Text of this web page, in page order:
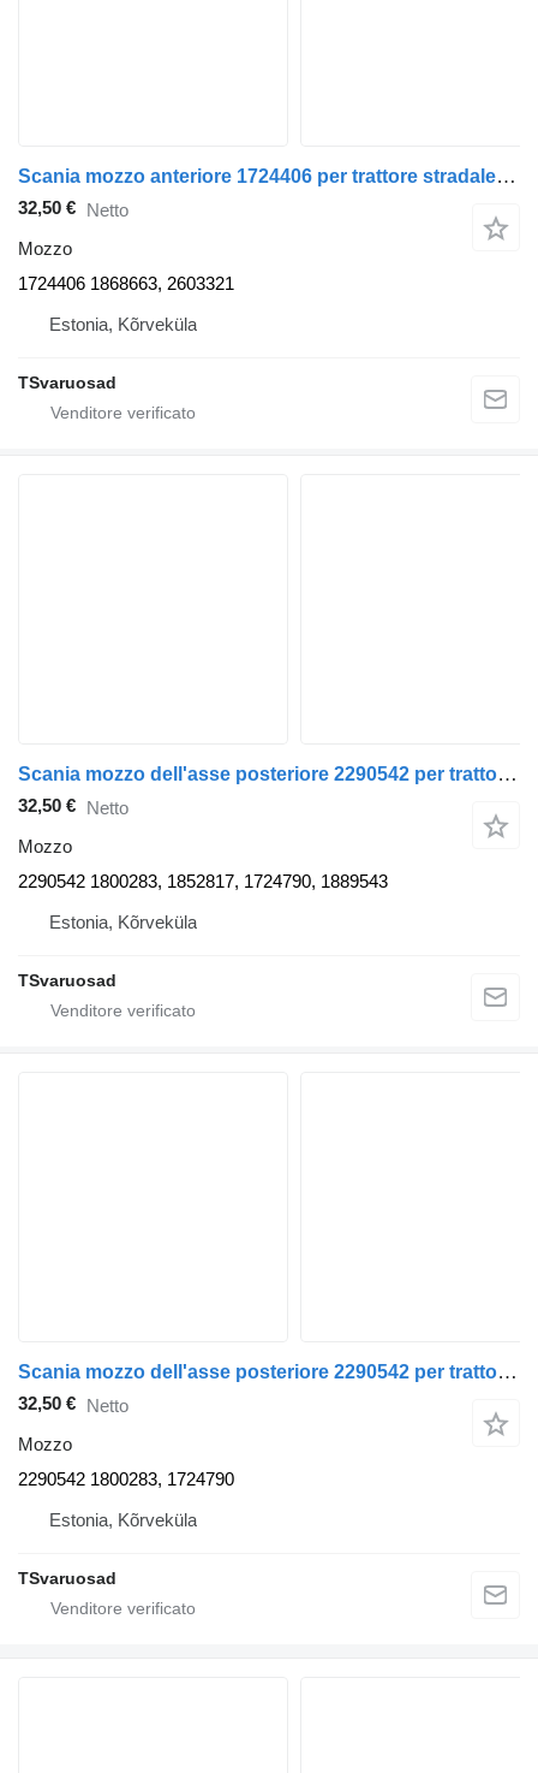
Scania mozzo anteriore 1724406 per trattore stradale Scania R420
32,50 € Netto
Mozzo
1724406 1868663, 2603321
Estonia, Kõrveküla
TSvaruosad
Scania mozzo dell'asse posteriore 2290542 per trattore stradale Scania R420
32,50 € Netto
Mozzo
2290542 1800283, 1852817, 1724790, 1889543
Estonia, Kõrveküla
TSvaruosad
Scania mozzo dell'asse posteriore 2290542 per trattore stradale Scania R420
32,50 € Netto
Mozzo
2290542 1800283, 1724790
Estonia, Kõrveküla
TSvaruosad